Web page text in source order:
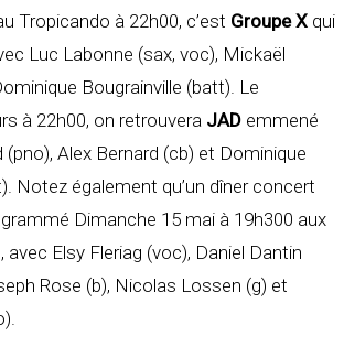
Tropicando à 22h00, c’est Groupe X qui
Luc Labonne (sax, voc), Mickaël
Bougrainville (batt). Le
à 22h00, on retrouvera JAD emmené
(pno), Alex Bernard (cb) et Dominique
Notez également qu’un dîner concert
Dimanche 15 mai à 19h300 aux
avec Elsy Fleriag (voc), Daniel Dantin
Rose (b), Nicolas Lossen (g) et